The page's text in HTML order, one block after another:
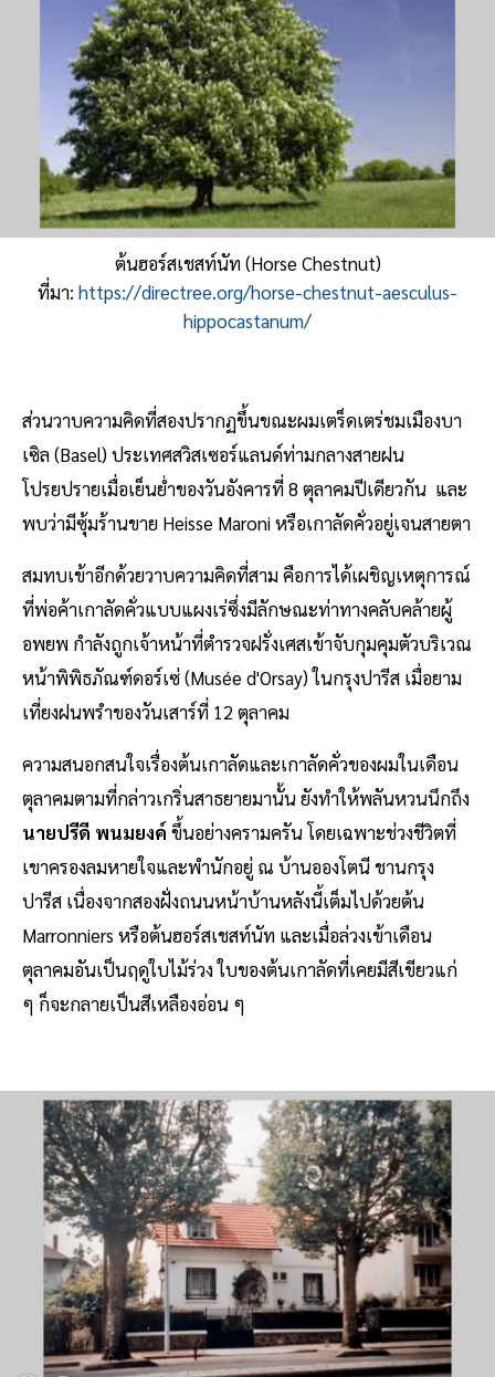
ต้นฮอร์สเชสท์นัท (Horse Chestnut)
ที่มา: https://directree.org/horse-chestnut-aesculus-
hippocastanum/
ส่วนวาบความคิดที่สองปรากฏขึ้นขณะผมเตร็ดเตร่ชมเมืองบา
เซิล (Basel) ประเทศสวิสเซอร์แลนด์ท่ามกลางสายฝน
โปรยปรายเมื่อเย็นย่ำของวันอังคารที่ 8 ตุลาคมปีเดียวกัน และ
พบว่ามีซุ้มร้านขาย Heisse Maroni หรือเกาลัดคั่วอยู่เจนสายตา
สมทบเข้าอีกด้วยวาบความคิดที่สาม คือการได้เผชิญเหตุการณ์
ที่พ่อค้าเกาลัดคั่วแบบแผงเร่ซึ่งมีลักษณะท่าทางคลับคล้ายผู้
อพยพ กำลังถูกเจ้าหน้าที่ตำรวจฝรั่งเศสเข้าจับกุมคุมตัวบริเวณ
หน้าพิพิธภัณฑ์ดอร์เซ่ (Musée d'Orsay) ในกรุงปารีส เมื่อยาม
เที่ยงฝนพรำของวันเสาร์ที่ 12 ตุลาคม
ความสนอกสนใจเรื่องต้นเกาลัดและเกาลัดคั่วของผมในเดือน
ตุลาคมตามที่กล่าวเกริ่นสาธยายมานั้น ยังทำให้พลันหวนนึกถึง
นายปรีดี พนมยงค์ ขึ้นอย่างครามครัน โดยเฉพาะช่วงชีวิตที่
เขาครองลมหายใจและพำนักอยู่ ณ บ้านอองโตนี ชานกรุง
ปารีส เนื่องจากสองฝั่งถนนหน้าบ้านหลังนี้เต็มไปด้วยต้น
Marronniers หรือต้นฮอร์สเชสท์นัท และเมื่อล่วงเข้าเดือน
ตุลาคมอันเป็นฤดูใบไม้ร่วง ใบของต้นเกาลัดที่เคยมีสีเขียวแก่
ๆ ก็จะกลายเป็นสีเหลืองอ่อน ๆ